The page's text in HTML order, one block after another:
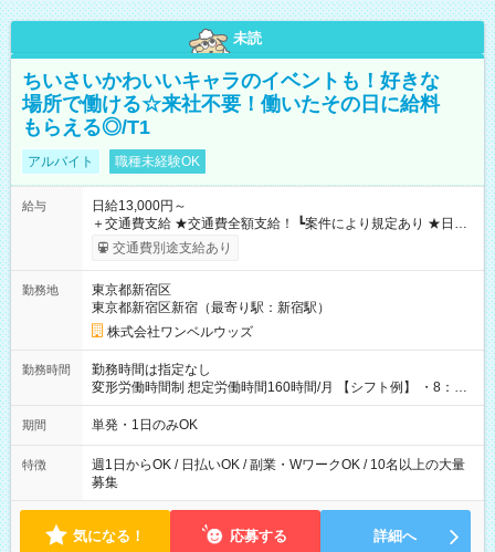
未読
ちいさいかわいいキャラのイベントも！好きな
場所で働ける☆来社不要！働いたその日に給料
もらえる◎/T1
アルバイト 職種未経験OK
給与
日給13,000円～
＋交通費支給 ★交通費全額支給！ ┗案件により規定あり ★日払
いOK！（規定あり） ┗働いたその日に現金GET♪ お仕事後はコ
ンビニATMから 日払い分を引き落とせます！ 【試用期間】試
交通費別途支給あり
勤務地
東京都新宿区
東京都新宿区新宿（最寄り駅：新宿駅）
株式会社ワンベルウッズ
勤務時間
勤務時間は指定なし
変形労働時間制 想定労働時間160時間/月 【シフト例】 ・8：00
～21：00
期間 単発・1日のみOK
特徴
週1日からOK / 日払いOK / 副業・WワークOK / 10名以上の大量
募集
気になる！ 応募する 詳細へ